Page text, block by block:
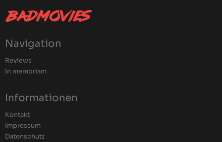
Navigation
Reviews
In memoriam
Informationen
Kontakt
Impressum
Datenschutz